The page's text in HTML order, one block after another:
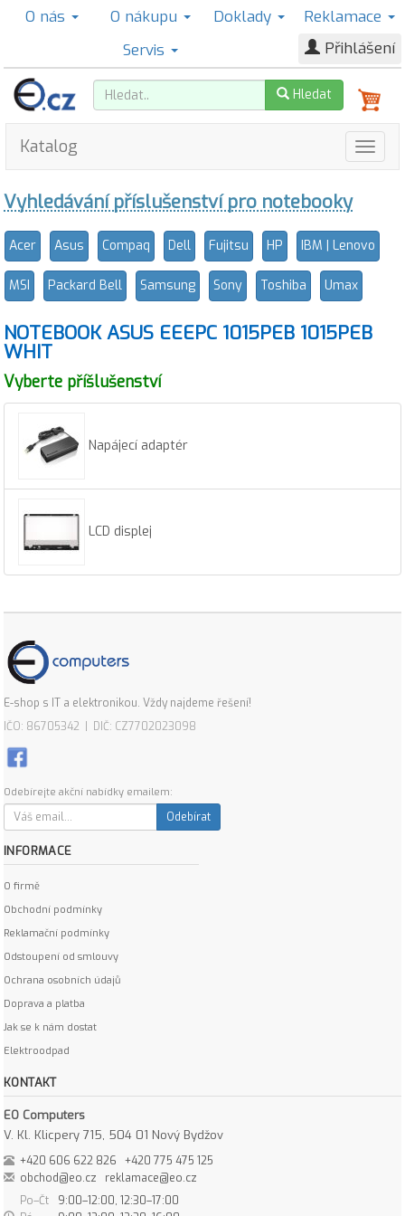
O nás O nákupu Doklady
Reklamace
Servis
Přihlášení
Hledat
Katalog
Vyhledávání příslušenství pro notebooky
Acer Asus Compaq Dell Fujitsu HP IBM | Lenovo
MSI Packard Bell Samsung Sony Toshiba Umax
NOTEBOOK ASUS EEEPC 1015PEB 1015PEB
WHIT
Vyberte příšlušenství
Napájecí adaptér
LCD displej
E-shop s IT a elektronikou. Vždy najdeme řešení!
IČO: 86705342 | DIČ: CZ7702023098
Odebírejte akční nabídky emailem:
Odebírat
INFORMACE
O firmě
Obchodní podmínky
Reklamační podmínky
Odstoupení od smlouvy
Ochrana osobních údajů
Doprava a platba
Jak se k nám dostat
Elektroodpad
KONTAKT
EO Computers
V. Kl. Klicpery 715, 504 01 Nový Bydžov
+420 606 622 826
+420 775 475 125
obchod@eo.cz
reklamace@eo.cz
Po–Čt
9:00–12:00, 12:30–17:00